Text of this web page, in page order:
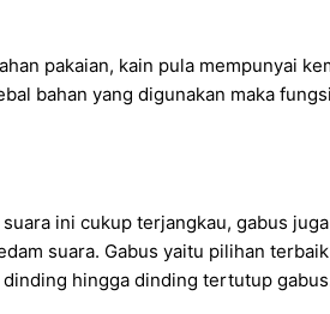
pakaian, kain pula mempunyai
bahan yang digunakan maka
ini cukup terjangkau, gabus
suara. Gabus yaitu pilihan
hingga dinding tertutup